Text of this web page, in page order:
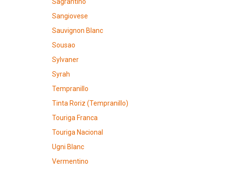
Sangiovese
Sauvignon Blanc
Sousao
Sylvaner
Syrah
Tempranillo
Tinta Roriz (Tempranillo)
Touriga Franca
Touriga Nacional
Ugni Blanc
Vermentino